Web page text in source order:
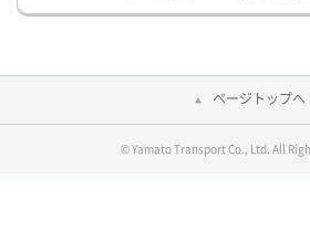
ページトップへ
© Yamato Transport Co., Ltd. All